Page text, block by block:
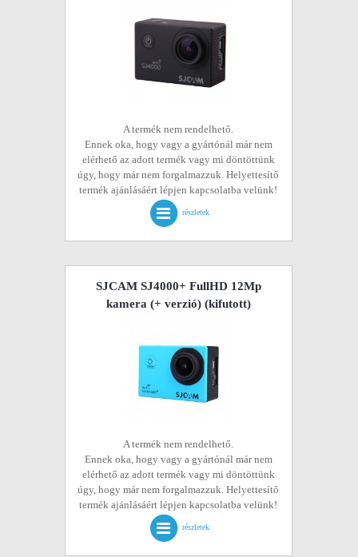
A termék nem rendelhető.
Ennek oka, hogy vagy a gyártónál már nem
elérhető az adott termék vagy mi döntöttünk
úgy, hogy már nem forgalmazzuk. Helyettesítő
termék ajánlásáért lépjen kapcsolatba velünk!
részletek
SJCAM SJ4000+ FullHD 12Mp
kamera (+ verzió)(kifutott)
A termék nem rendelhető.
Ennek oka, hogy vagy a gyártónál már nem
elérhető az adott termék vagy mi döntöttünk
úgy, hogy már nem forgalmazzuk. Helyettesítő
termék ajánlásáért lépjen kapcsolatba velünk!
részletek